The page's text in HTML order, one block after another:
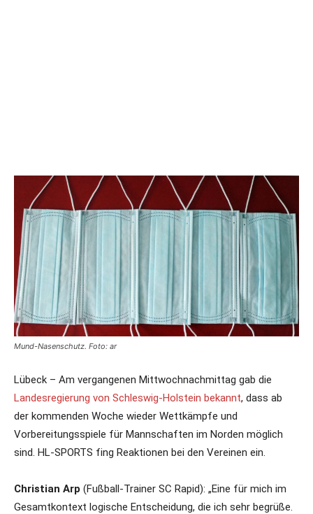
Mund-Nasenschutz. Foto: ar
Lübeck – Am vergangenen Mittwochnachmittag gab die
Landesregierung von Schleswig-Holstein bekannt, dass ab
der kommenden Woche wieder Wettkämpfe und
Vorbereitungsspiele für Mannschaften im Norden möglich
sind. HL-SPORTS fing Reaktionen bei den Vereinen ein.
Christian Arp (Fußball-Trainer SC Rapid): „Eine für mich im
Gesamtkontext logische Entscheidung, die ich sehr begrüße.